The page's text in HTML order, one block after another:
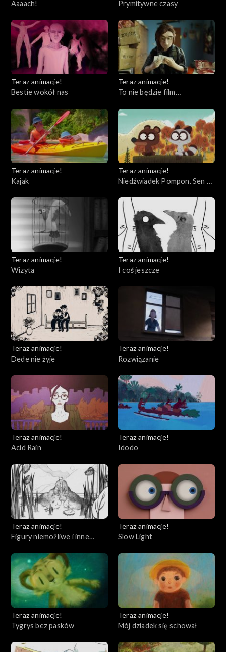
Aaaach! Prymitywne czasy
Teraz animacje!
Bestie wokół nas
Teraz animacje!
To nie będzie film
Teraz animacje!
Kajak
Teraz animacje!
Niedźwiadek Pompon. Sen o
Teraz animacje!
Wizyta
Teraz animacje!
I coś jeszcze
Teraz animacje!
Dede nie żyje
Teraz animacje!
Rozwiązanie
Teraz animacje!
Acid Rain
Teraz animacje!
Idodo
Teraz animacje!
Figury niemożliwe i inne
Teraz animacje!
Slow Light
Teraz animacje!
Tygrys bez pasków
Teraz animacje!
Mój dziadek się schował